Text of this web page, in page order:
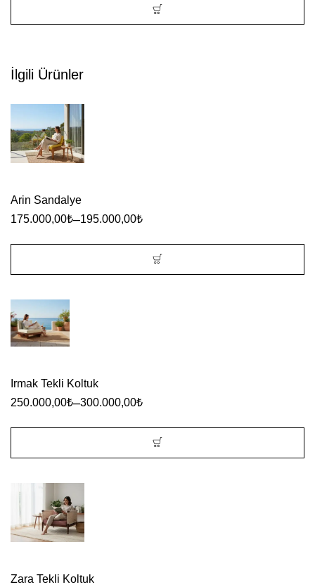
birden
varyasyonu
var.
Seçenekler
sayfasından
seçilebilir
İlgili Ürünler
Arin Sandalye
175.000,00₺–195.000,00₺
ürünün
birden
fazla
var.
Seçenekler
ürün
Irmak Tekli Koltuk
250.000,00₺–300.000,00₺
ürünün
birden
fazla
var.
Zara Tekli Koltuk